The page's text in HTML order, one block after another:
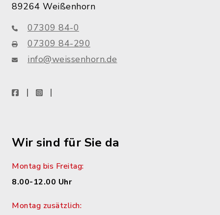
89264 Weißenhorn
07309 84-0
07309 84-290
info@weissenhorn.de
facebookinstagram
Wir sind für Sie da
Montag bis Freitag:
8.00-12.00 Uhr
Montag zusätzlich: